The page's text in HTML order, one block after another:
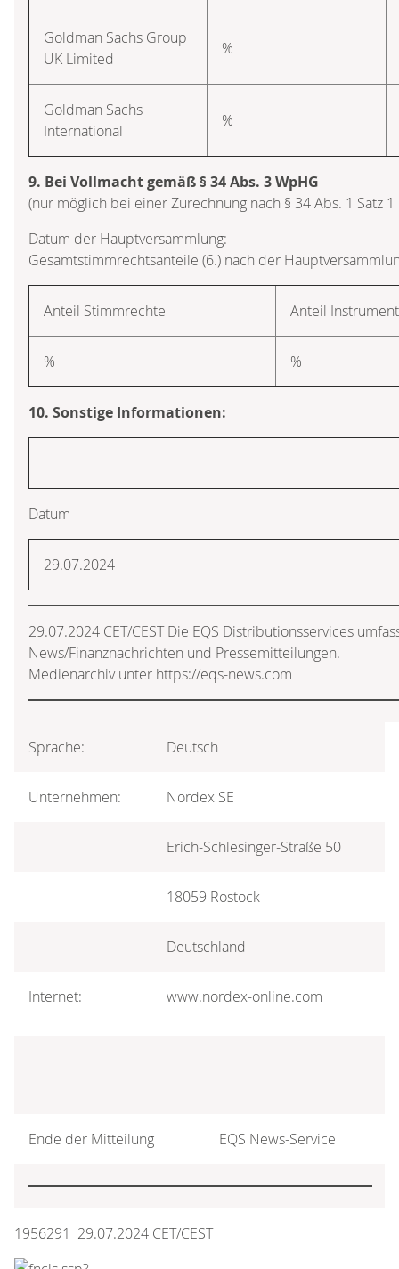
Goldman Sachs Group
UK Limited
%
Goldman Sachs
International
%
9. Bei Vollmacht gemäß § 34 Abs. 3 WpHG
(nur möglich bei einer Zurechnung nach § 34 Abs. 1 Satz
Datum der Hauptversammlung:
Gesamtstimmrechtsanteile (6.) nach der
Anteil Stimmrechte Anteil
% %
10. Sonstige Informationen:
Datum
29.07.2024
29.07.2024 CET/CEST Die EQS Distributionsservices
News/Finanznachrichten und Pressemitteilungen.
Medienarchiv unter https://eqs-news.com
Sprache: Deutsch
Unternehmen: Nordex SE
Erich-Schlesinger-Straße 50
18059 Rostock
Deutschland
Internet: www.nordex-online.com
Ende der Mitteilung EQS News-Service
1956291 29.07.2024 CET/CEST